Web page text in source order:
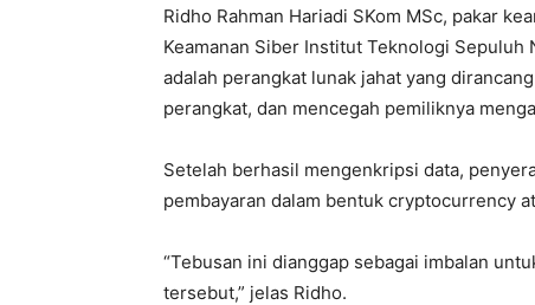
Ridho Rahman Hariadi SKom MSc, pakar
Keamanan Siber Institut Teknologi
adalah perangkat lunak jahat yang
perangkat, dan mencegah pemiliknya
Setelah berhasil mengenkripsi data,
pembayaran dalam bentuk cryptocurrency
“Tebusan ini dianggap sebagai imbalan
tersebut,” jelas Ridho.